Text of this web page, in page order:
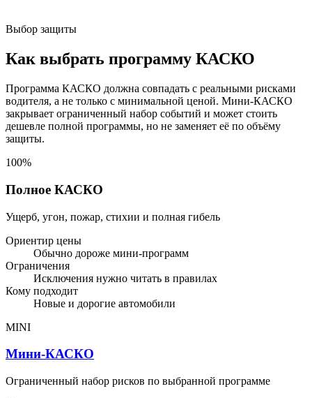
Выбор защиты
Как выбрать программу КАСКО
Программа КАСКО должна совпадать с реальными рисками
водителя, а не только с минимальной ценой. Мини-КАСКО
закрывает ограниченный набор событий и может стоить
дешевле полной программы, но не заменяет её по объёму
защиты.
100%
Полное КАСКО
Ущерб, угон, пожар, стихии и полная гибель
Ориентир цены
Обычно дороже мини-программ
Ограничения
Исключения нужно читать в правилах
Кому подходит
Новые и дорогие автомобили
MINI
Мини-КАСКО
Ограниченный набор рисков по выбранной программе